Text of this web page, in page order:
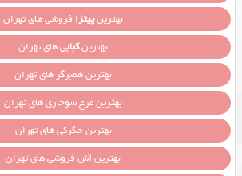
بهترینپیتزا فروشی های تهران
بهترینکبابیهای تهران
بهترین همبرگر های تهران
بهترین مرغ سوخاری های تهران
بهترین جگرکی های تهران
بهترین آش فروشی های تهران